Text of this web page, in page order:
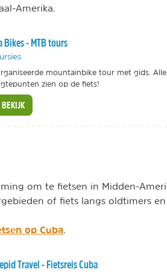
Amerika.
Bikes - MTB tours
mountainbike tour met gids. Alle
zien op de fiets!
BEKIJK
om te fietsen in Midden-
of fiets langs oldtimers
op Cuba
Travel - Fietsreis Cuba